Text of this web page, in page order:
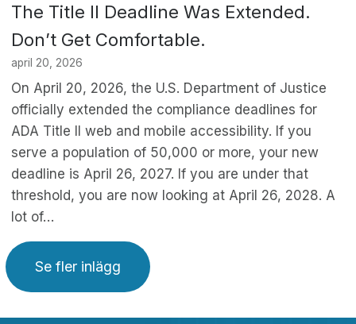
The Title II Deadline Was Extended.
Don’t Get Comfortable.
april 20, 2026
On April 20, 2026, the U.S. Department of Justice
officially extended the compliance deadlines for
ADA Title II web and mobile accessibility. If you
serve a population of 50,000 or more, your new
deadline is April 26, 2027. If you are under that
threshold, you are now looking at April 26, 2028. A
lot of…
Se fler inlägg